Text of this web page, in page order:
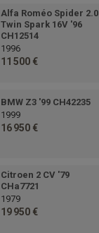
Alfa Roméo Spider 2.0
Twin Spark 16V '96
CH12514
1996
11 500 €
BMW Z3 '99 CH42235
1999
16 950 €
Citroen 2 CV '79
CHa7721
1979
19 950 €